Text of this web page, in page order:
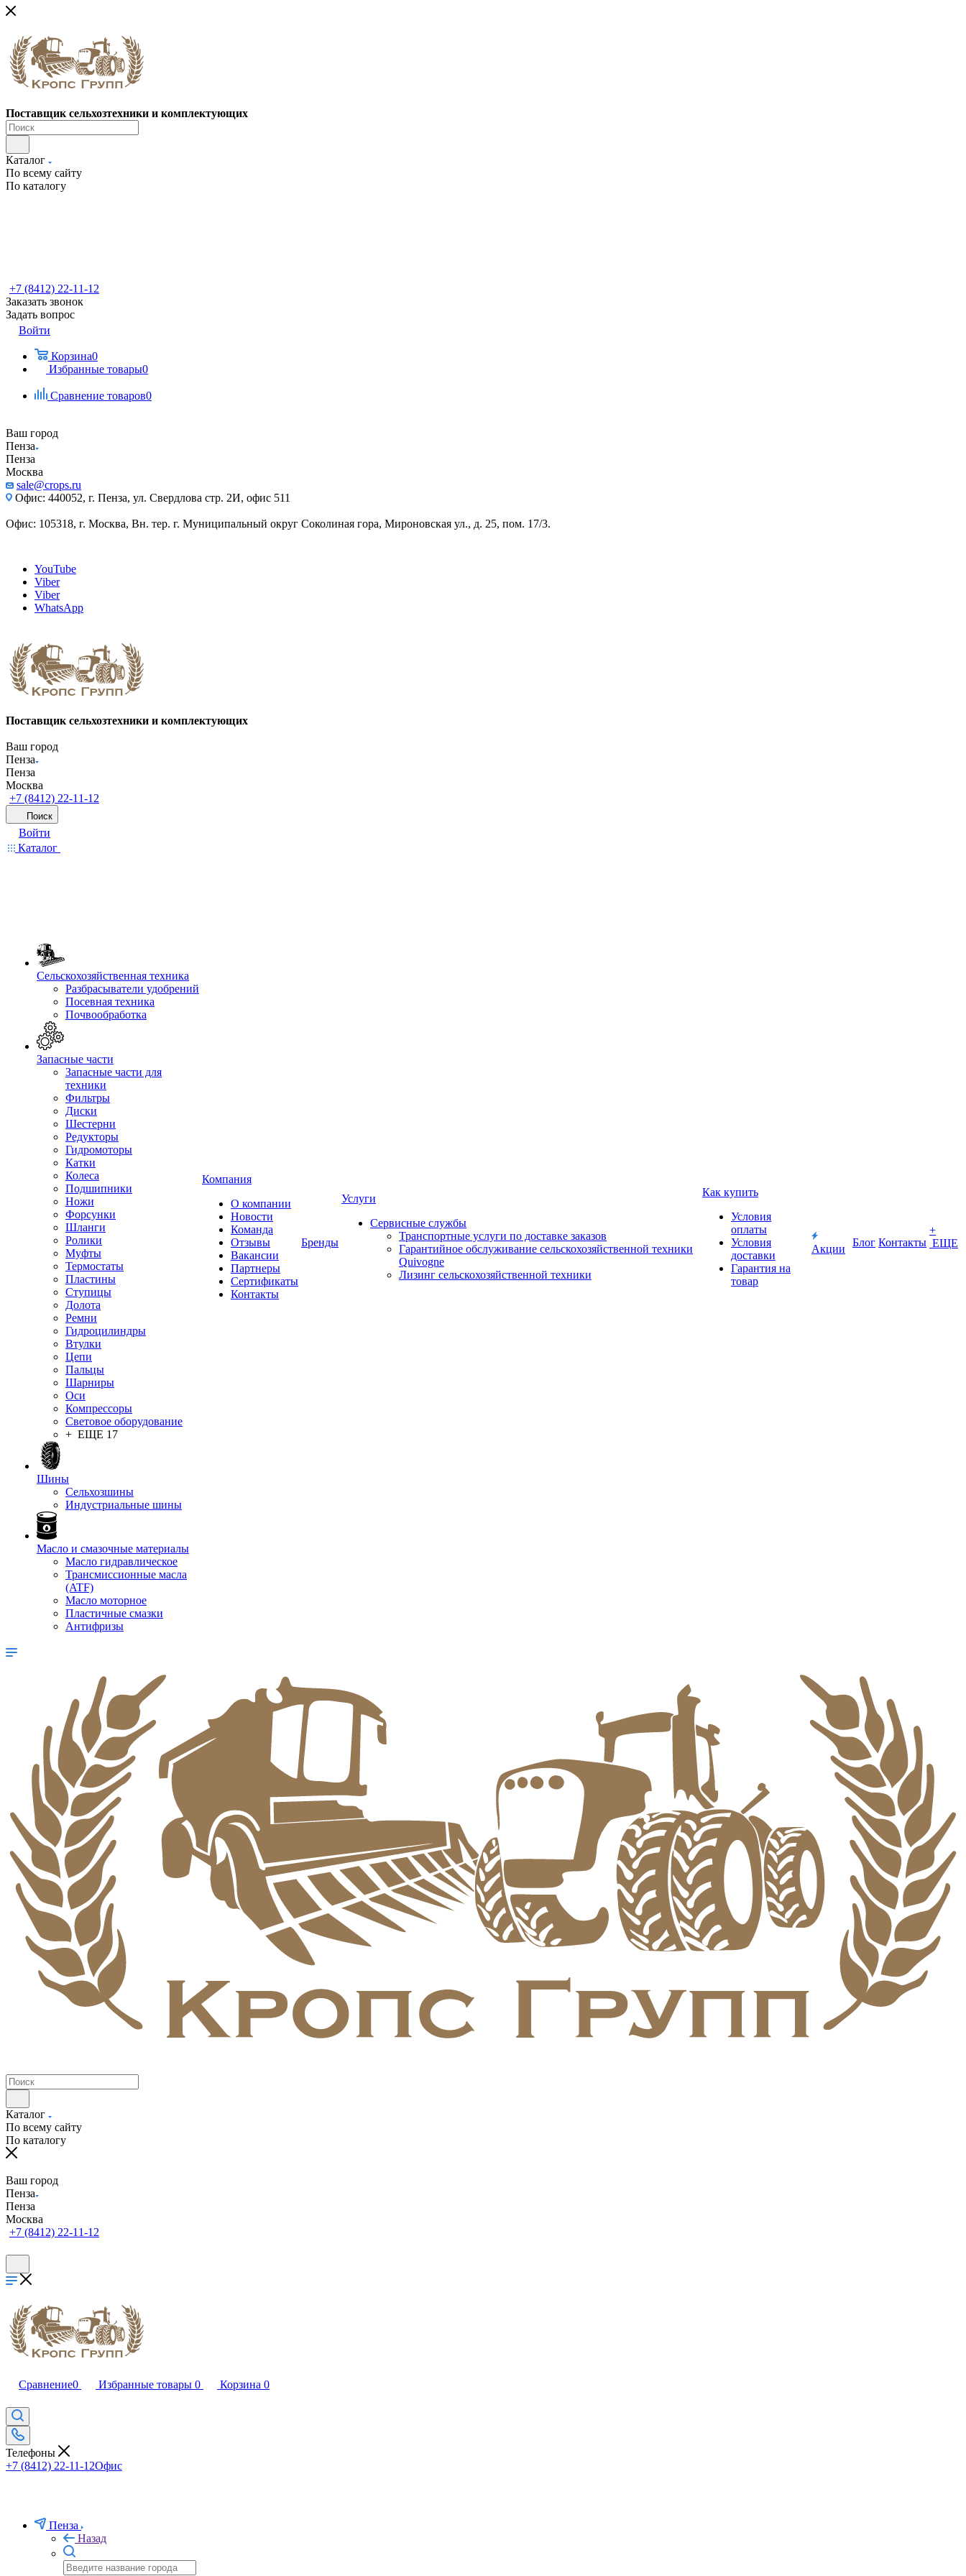
Поставщик сельхозтехники и комплектующих
Каталог
По всему сайту
По каталогу
+7 (8412) 22-11-12
Заказать звонок
Задать вопрос
Войти
Корзина0
Избранные товары0
Сравнение товаров0
Ваш город
Пенза
Пенза
Москва
sale@crops.ru
Офис: 440052, г. Пенза, ул. Свердлова стр. 2И, офис 511
Офис: 105318, г. Москва, Вн. тер. г. Муниципальный округ Соколиная гора, Мироновская ул., д. 25, пом. 17/3.
YouTube
Viber
Viber
WhatsApp
Поставщик сельхозтехники и комплектующих
Ваш город
Пенза
Пенза
Москва
+7 (8412) 22-11-12
Поиск
Войти
Каталог
Сельскохозяйственная техника
Разбрасыватели удобрений
Посевная техника
Почвообработка
Запасные части
Запасные части для
техники
Фильтры
Диски
Шестерни
Редукторы
Гидромоторы
Катки
Колеса
Подшипники
Ножи
Форсунки
Шланги
Ролики
Муфты
Термостаты
Пластины
Ступицы
Долота
Ремни
Гидроцилиндры
Втулки
Цепи
Пальцы
Шарниры
Оси
Компрессоры
Световое оборудование
+ ЕЩЕ 17
Шины
Сельхозшины
Индустриальные шины
Масло и смазочные материалы
Масло гидравлическое
Трансмиссионные масла
(ATF)
Масло моторное
Пластичные смазки
Антифризы
Компания
О компании
Новости
Команда
Отзывы
Вакансии
Партнеры
Сертификаты
Контакты
Бренды
Услуги
Сервисные службы
Транспортные услуги по доставке заказов
Гарантийное обслуживание сельскохозяйственной техники
Quivogne
Лизинг сельскохозяйственной техники
Как купить
Условия
оплаты
Условия
доставки
Гарантия на
товар
Акции
Блог Контакты
+
ЕЩЕ
Каталог
По всему сайту
По каталогу
Ваш город
Пенза
Пенза
Москва
+7 (8412) 22-11-12
Сравнение0 Избранные товары 0 Корзина 0
Телефоны
+7 (8412) 22-11-12Офис
Пенза
Назад